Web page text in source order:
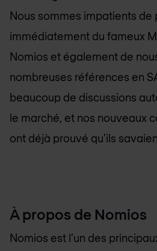
Nous sommes impatients de
immédiatement du fameux
Nomios et également de
nombreuses références en
beaucoup de discussions
le marché, et nos nouveaux
ont déjà prouvé qu’ils
À propos de Nomios
Nomios est l’un des